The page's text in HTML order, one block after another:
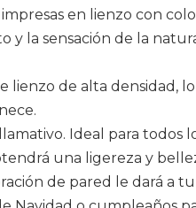
en lienzo con
y la sensación de la
lienzo de alta densidad,
Ideal para todos
una ligereza y
de pared le dará a